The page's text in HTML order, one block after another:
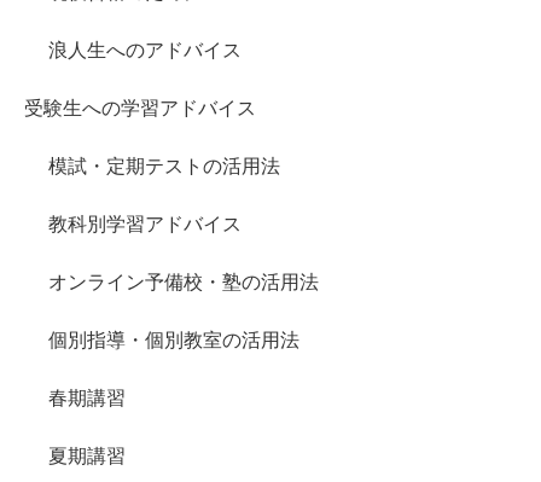
浪人生へのアドバイス
受験生への学習アドバイス
模試・定期テストの活用法
教科別学習アドバイス
オンライン予備校・塾の活用法
個別指導・個別教室の活用法
春期講習
夏期講習